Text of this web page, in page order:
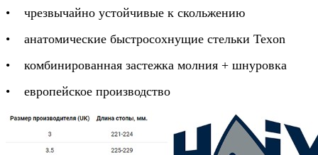
• чрезвычайно устойчивые к скольжению
• анатомические быстросохнущие стельки Texon
• комбинированная застежка молния + шнуровка
• европейское производство